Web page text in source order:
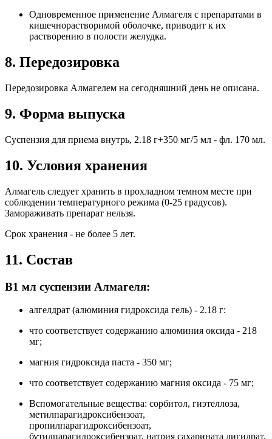
Одновременное применение Алмагеля с препаратами в
кишечнорастворимой оболочке, приводит к их
растворению в полости желудка.
8. Передозировка
Передозировка Алмагелем на сегодняшний день не описана.
9. Форма выпуска
Суспензия для приема внутрь, 2.18 г+350 мг/5 мл - фл. 170 мл.
10. Условия хранения
Алмагель следует хранить в прохладном темном месте при
соблюдении температурного режима (0-25 градусов).
Замораживать препарат нельзя.
Срок хранения - не более 5 лет.
11. Состав
В1 мл суспензии Алмагеля:
алгелдрат (алюминия гидроксида гель) - 2.18 г:
что соответствует содержанию алюминия оксида - 218
мг;
магния гидроксида паста - 350 мг;
что соответствует содержанию магния оксида - 75 мг;
Вспомогательные вещества: сорбитол, гиэтеллоза,
метилпарагидроксибензоат,
пропилпарагидроксибензоат,
бутилпарагидроксибензоат, натрия сахарината дигидрат,